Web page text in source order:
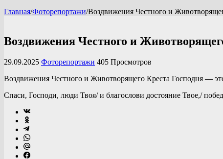
Главная/Фоторепортажи/Воздвижения Честного и
Воздвижения Честного и
29.09.2025 Фоторепортажи 405 Просмотров
Воздвижения Честного и Животворящего Креста Господня —
Спаси, Господи, люди Твоя/ и благослови достояние Твое,/